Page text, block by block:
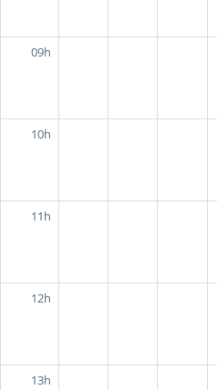
09h
10h
11h
12h
13h